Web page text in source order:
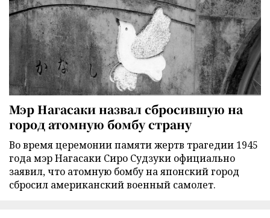
Мэр Нагасаки назвал сбросившую на
город атомную бомбу страну
Во время церемонии памяти жертв трагедии 1945
года мэр Нагасаки Сиро Судзуки официально
заявил, что атомную бомбу на японский город
сбросил американский военный самолет.